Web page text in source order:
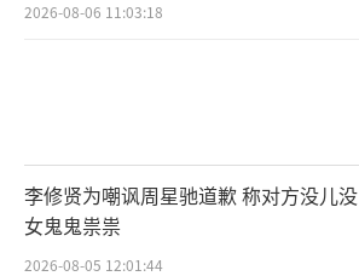
2026-08-06 11:03:18
李修贤为嘲讽周星驰道歉 称对方没儿没
女鬼鬼祟祟
2026-08-05 12:01:44